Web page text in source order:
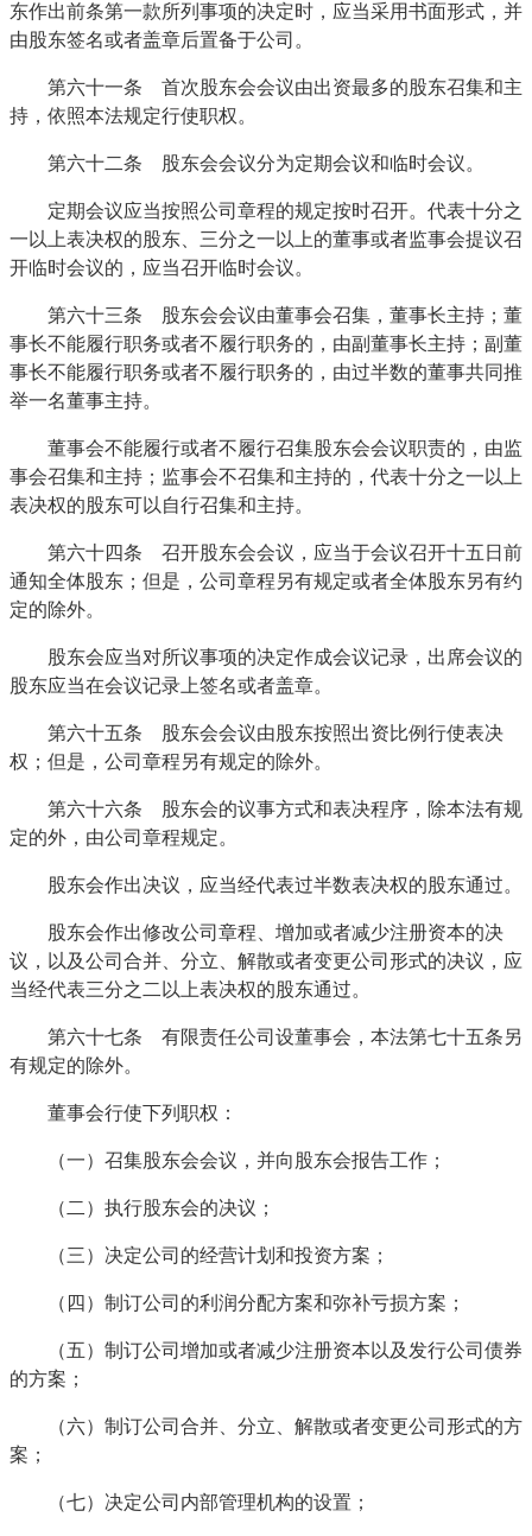
东作出前条第一款所列事项的决定时，应当采用书面形式，并
由股东签名或者盖章后置备于公司。
第六十一条 首次股东会会议由出资最多的股东召集和主
持，依照本法规定行使职权。
第六十二条 股东会会议分为定期会议和临时会议。
定期会议应当按照公司章程的规定按时召开。代表十分之
一以上表决权的股东、三分之一以上的董事或者监事会提议召
开临时会议的，应当召开临时会议。
第六十三条 股东会会议由董事会召集，董事长主持；董
事长不能履行职务或者不履行职务的，由副董事长主持；副董
事长不能履行职务或者不履行职务的，由过半数的董事共同推
举一名董事主持。
董事会不能履行或者不履行召集股东会会议职责的，由监
事会召集和主持；监事会不召集和主持的，代表十分之一以上
表决权的股东可以自行召集和主持。
第六十四条 召开股东会会议，应当于会议召开十五日前
通知全体股东；但是，公司章程另有规定或者全体股东另有约
定的除外。
股东会应当对所议事项的决定作成会议记录，出席会议的
股东应当在会议记录上签名或者盖章。
第六十五条 股东会会议由股东按照出资比例行使表决
权；但是，公司章程另有规定的除外。
第六十六条 股东会的议事方式和表决程序，除本法有规
定的外，由公司章程规定。
股东会作出决议，应当经代表过半数表决权的股东通过。
股东会作出修改公司章程、增加或者减少注册资本的决
议，以及公司合并、分立、解散或者变更公司形式的决议，应
当经代表三分之二以上表决权的股东通过。
第六十七条 有限责任公司设董事会，本法第七十五条另
有规定的除外。
董事会行使下列职权：
（一）召集股东会会议，并向股东会报告工作；
（二）执行股东会的决议；
（三）决定公司的经营计划和投资方案；
（四）制订公司的利润分配方案和弥补亏损方案；
（五）制订公司增加或者减少注册资本以及发行公司债券
的方案；
（六）制订公司合并、分立、解散或者变更公司形式的方
案；
（七）决定公司内部管理机构的设置；